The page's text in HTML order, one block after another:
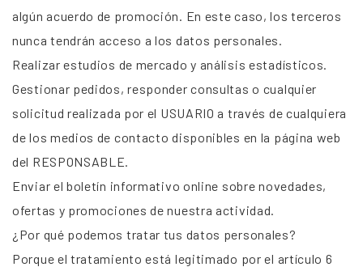
algún acuerdo de promoción. En este caso, los terceros
nunca tendrán acceso a los datos personales.
Realizar estudios de mercado y análisis estadísticos.
Gestionar pedidos, responder consultas o cualquier
solicitud realizada por el USUARIO a través de cualquiera
de los medios de contacto disponibles en la página web
del RESPONSABLE.
Enviar el boletín informativo online sobre novedades,
ofertas y promociones de nuestra actividad.
¿Por qué podemos tratar tus datos personales?
Porque el tratamiento está legitimado por el artículo 6